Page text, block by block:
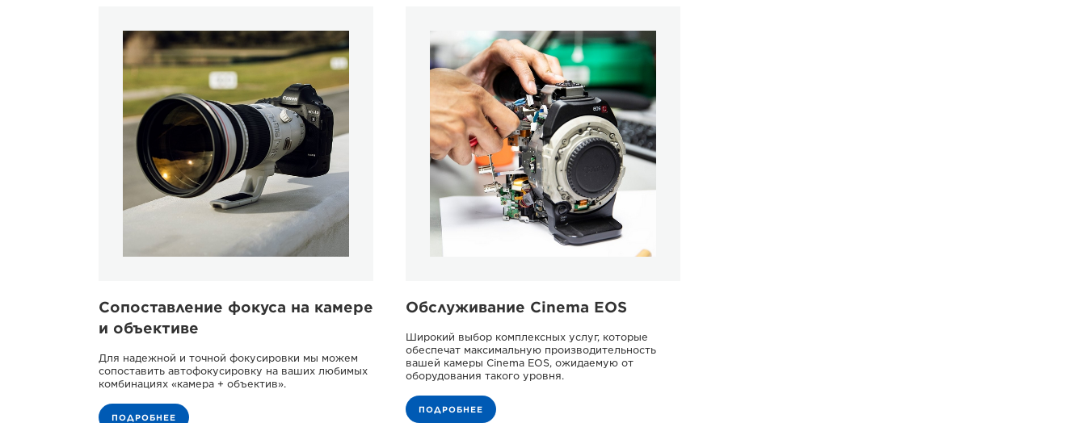
Сопоставление фокуса на камере
и объективе
Для надежной и точной фокусировки мы можем
сопоставить автофокусировку на ваших любимых
комбинациях «камера + объектив».
ПОДРОБНЕЕ
Обслуживание Cinema EOS
Широкий выбор комплексных услуг, которые
обеспечат максимальную производительность
вашей камеры Cinema EOS, ожидаемую от
оборудования такого уровня.
ПОДРОБНЕЕ